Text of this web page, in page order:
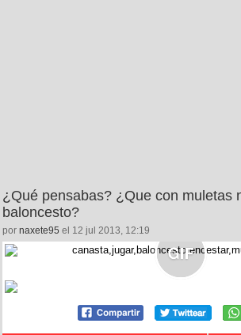
¿Qué pensabas? ¿Que con muletas
baloncesto?
por naxete95 el 12 jul 2013, 12:19